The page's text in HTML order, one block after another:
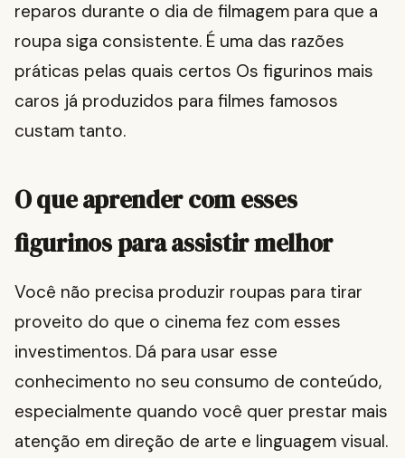
reparos durante o dia de filmagem para que a
roupa siga consistente. É uma das razões
práticas pelas quais certos Os figurinos mais
caros já produzidos para filmes famosos
custam tanto.
O que aprender com esses
figurinos para assistir melhor
Você não precisa produzir roupas para tirar
proveito do que o cinema fez com esses
investimentos. Dá para usar esse
conhecimento no seu consumo de conteúdo,
especialmente quando você quer prestar mais
atenção em direção de arte e linguagem visual.